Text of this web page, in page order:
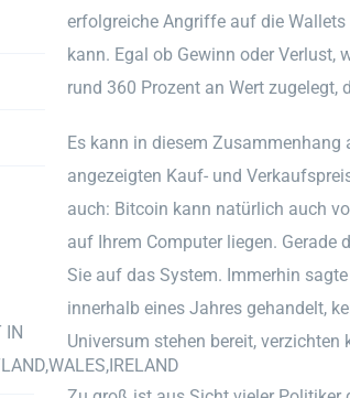
erfolgreiche Angriffe auf die
kann. Egal ob Gewinn oder Verlust,
rund 360 Prozent an Wert zugelegt,
Es kann in diesem Zusammenhang
angezeigten Kauf- und
auch: Bitcoin kann natürlich auch
auf Ihrem Computer liegen. Gerade
Sie auf das System. Immerhin
innerhalb eines Jahres gehandelt,
Universum stehen bereit, verzichten
IN